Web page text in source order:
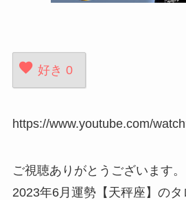
好き 0
https://www.youtube.com/
ご視聴ありがとうございます。
2023年6月運勢【天秤座】の